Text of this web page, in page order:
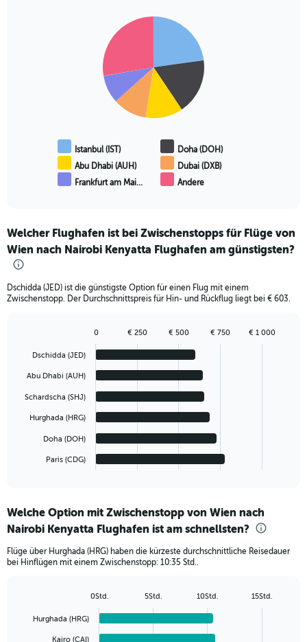
Istanbul (IST)
Doha (DOH)
Abu Dhabi (AUH)
Dubai (DXB)
Frankfurt am Mai…
Andere
Welcher Flughafen ist bei Zwischenstopps für Flüge von
Wien nach Nairobi Kenyatta Flughafen am günstigsten?
Dschidda (JED) ist die günstigste Option für einen Flug mit einem
Zwischenstopp. Der Durchschnittspreis für Hin- und Rückflug liegt bei € 603.
chart
The
chart
Range:
6
The
chart
axis
displaying
graphic.
Dschidda (JED)
Abu Dhabi (AUH)
Schardscha (SHJ)
Hurghada (HRG)
Doha (DOH)
Paris (CDG)
0 € 1 000
€ 250 € 500 € 750
Welche Option mit Zwischenstopp von Wien nach
Nairobi Kenyatta Flughafen ist am schnellsten?
Flüge über Hurghada (HRG) haben die kürzeste durchschnittliche Reisedauer
bei Hinflügen mit einem Zwischenstopp: 10:35 Std..
chart
graphic.Hurghada (HRG)
Kairo (CAI)
0Std. 5Std. 10Std. 15Std.